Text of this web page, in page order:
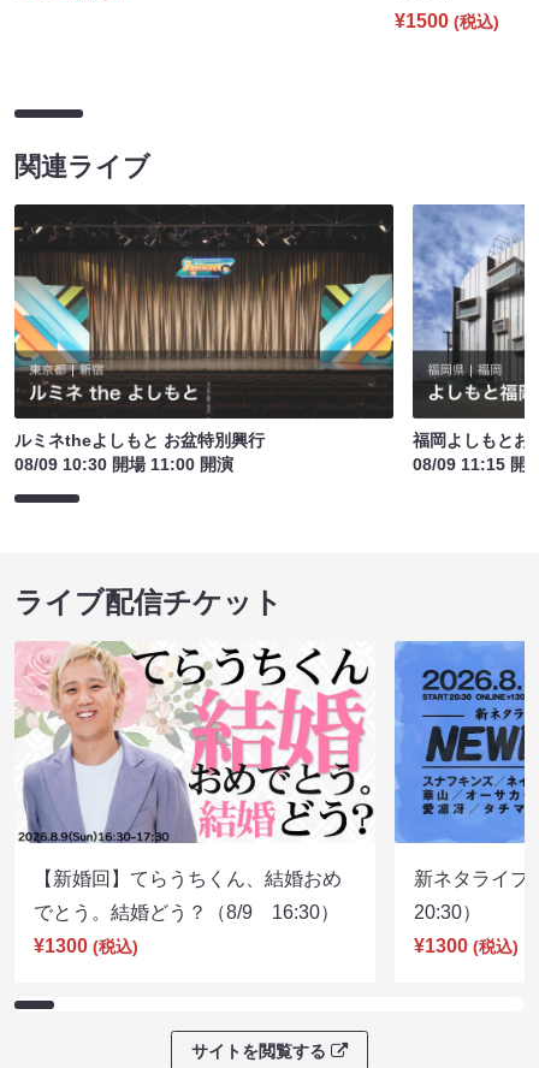
¥1500 (税込)
関連ライブ
ルミネtheよしもと お盆特別興行
08/09 10:30 開場 11:00 開演
福岡よしもとお
08/09 11:15 開
ライブ配信チケット
【新婚回】てらうちくん、結婚おめ
でとう。結婚どう？（8/9 16:30）
¥1300 (税込)
新ネタライ
20:30）
¥1300 (税込)
サイトを閲覧する